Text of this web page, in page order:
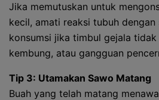
Jika memutuskan untuk
kecil, amati reaksi tubuh dengan
konsumsi jika timbul gejala
kembung, atau gangguan
Tip 3: Utamakan Sawo Matang
Buah yang telah matang